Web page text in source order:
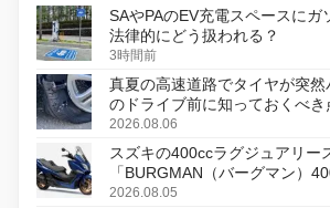
SAやPAのEV充電スペースにガ
法律的にどう扱われる？
3時間前
真夏の高速道路でタイヤが突
のドライブ前に知っておくべき
2026.08.06
スズキの400ccラグジュアリー
「BURGMAN（バーグマン）
変更し、8月18日に発売
2026.08.05